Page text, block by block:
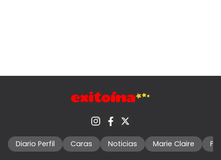
Diario Perfil Caras Noticias Marie Claire